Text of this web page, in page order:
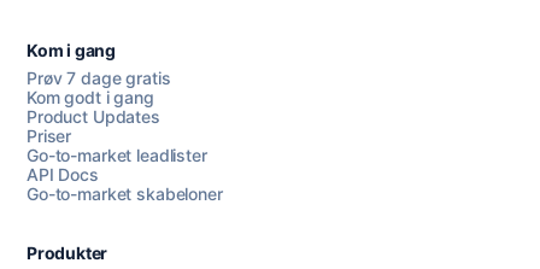
Kom i gang
Prøv 7 dage gratis
Kom godt i gang
Product Updates
Priser
Go-to-market leadlister
API Docs
Go-to-market skabeloner
Produkter